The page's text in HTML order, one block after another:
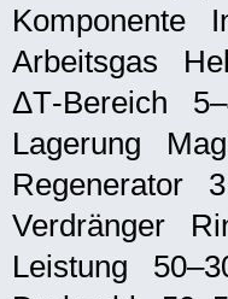
Komponente
Arbeitsgas
ΔT‑Bereich
Lagerung
Regenerator
Verdränger
Leistung